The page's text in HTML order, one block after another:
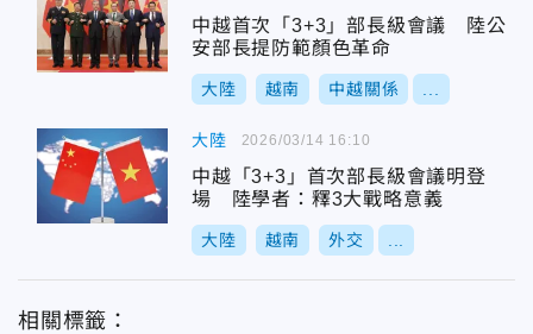
中越首次「3+3」部長級會議 陸公
安部長提防範顏色革命
大陸 越南 中越關係
大陸
中越「3+3」首次部長級會議明登
場 陸學者：釋3大戰略意義
大陸 越南 外交
2026/03/14 16:10
相關標籤：